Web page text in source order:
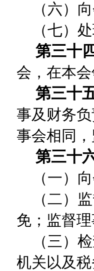
（六）
（七）
第三十
会，在本
第三十
事及财务
事会相同
第三十
（一）
（二）
免；监督
（三）
机关以及